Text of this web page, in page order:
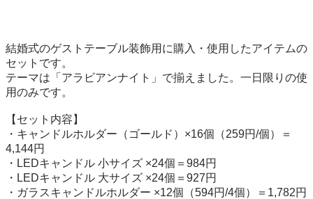
結婚式のゲストテーブル装飾用に購入・使用したアイテムの
セットです。
テーマは「アラビアンナイト」で揃えました。一日限りの使
用のみです。
【セット内容】
・キャンドルホルダー（ゴールド）×16個（259円/個）＝
4,144円
・LEDキャンドル 小サイズ ×24個＝984円
・LEDキャンドル 大サイズ ×24個＝927円
・ガラスキャンドルホルダー ×12個（594円/4個）＝1,782円